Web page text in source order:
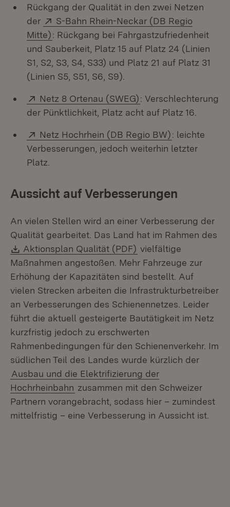
Rückgang der Qualität in den zwei Netzen
der
Extern:
S-Bahn Rhein-Neckar (DB Regio
Mitte)(Öffnet in neuem Fenster)
: Rückgang bei Fahrgastzufriedenheit
und Sauberkeit, Platz 15 auf Platz 24 (Linien
S1, S2, S3, S4, S33) und Platz 21 auf Platz 31
(Linien S5, S51, S6, S9).
Extern:
Netz 8 Ortenau (SWEG)(Öffnet in neuem
: Verschlechterung
der Pünktlichkeit, Platz acht auf Platz 16.
Extern:
Netz Hochrhein (DB Regio BW)(Öffnet in
: leichte
Verbesserungen, jedoch weiterhin letzter
Platz.
Aussicht auf Verbesserungen
An vielen Stellen wird an einer Verbesserung der
Qualität gearbeitet. Das Land hat im Rahmen des
Download:
Aktionsplan Qualität (PDF) (Öffnet in neuem
vielfältige
Maßnahmen angestoßen. Mehr Fahrzeuge zur
Erhöhung der Kapazitäten sind bestellt. Auf
vielen Strecken arbeiten die Infrastrukturbetreiber
an Verbesserungen des Schienennetzes. Leider
führt die aktuell gesteigerte Bautätigkeit im Netz
kurzfristig jedoch zu erschwerten
Rahmenbedingungen für den Schienenverkehr. Im
südlichen Teil des Landes wurde kürzlich der
Ausbau und die Elektrifizierung der
Hochrheinbahn zusammen mit den Schweizer
Partnern vorangebracht, sodass hier – zumindest
mittelfristig – eine Verbesserung in Aussicht ist.